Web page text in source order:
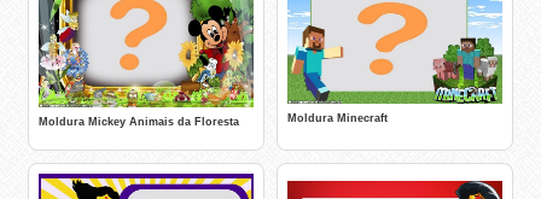
Moldura Mickey Animais da Floresta Moldura Minecraft